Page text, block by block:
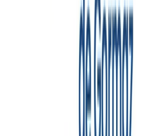
y cambios tecnológicos.
de la Diputación brinda a las
para experimentar con nuevas
minimiza los riesgos
de soluciones digitales,
y exitosa.
Digital con asesoramiento y
de transformación digital de la